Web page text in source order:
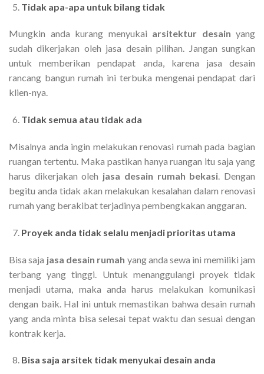
Tidak apa-apa untuk bilang tidak
Mungkin anda kurang menyukai arsitektur desain yang
sudah dikerjakan oleh jasa desain pilihan. Jangan sungkan
untuk memberikan pendapat anda, karena jasa desain
rancang bangun rumah ini terbuka mengenai pendapat dari
klien-nya.
Tidak semua atau tidak ada
Misalnya anda ingin melakukan renovasi rumah pada bagian
ruangan tertentu. Maka pastikan hanya ruangan itu saja yang
harus dikerjakan oleh jasa desain rumah bekasi. Dengan
begitu anda tidak akan melakukan kesalahan dalam renovasi
rumah yang berakibat terjadinya pembengkakan anggaran.
Proyek anda tidak selalu menjadi prioritas utama
Bisa saja jasa desain rumah yang anda sewa ini memiliki jam
terbang yang tinggi. Untuk menanggulangi proyek tidak
menjadi utama, maka anda harus melakukan komunikasi
dengan baik. Hal ini untuk memastikan bahwa desain rumah
yang anda minta bisa selesai tepat waktu dan sesuai dengan
kontrak kerja.
Bisa saja arsitek tidak menyukai desain anda